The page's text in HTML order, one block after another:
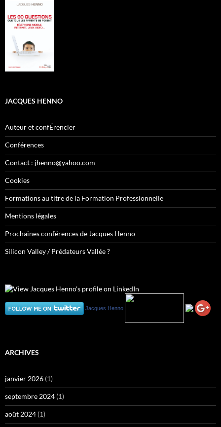
JACQUES HENNO
Auteur et confÉrencier
Conférences
Contact : jhenno@yahoo.com
Cookies
Formations au titre de la Formation Professionnelle
Mentions légales
Prochaines conférences de Jacques Henno
Silicon Valley / Prédateurs Vallée ?
Jacques Henno
ARCHIVES
janvier 2026 (1)
septembre 2024 (1)
août 2024 (1)